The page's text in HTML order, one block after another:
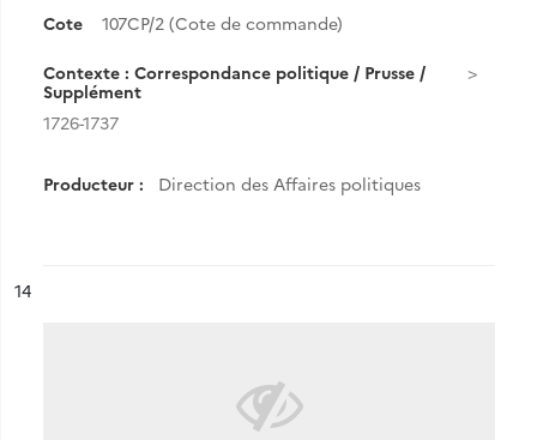
Cote 107CP/2 (Cote de commande)
Contexte : Correspondance politique / Prusse /
Supplément
1726-1737
Producteur : Direction des Affaires politiques
n°
14